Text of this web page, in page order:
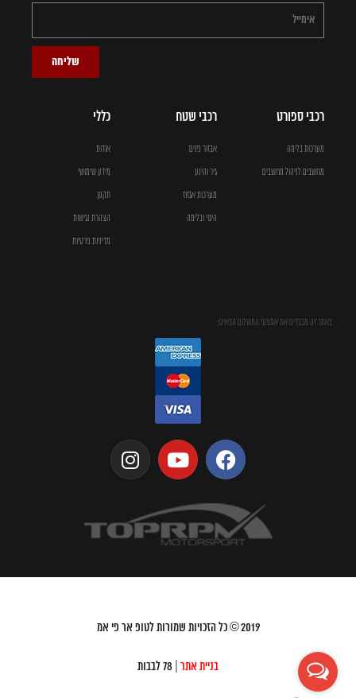
שליחה
רכבי ספורט
מערכות בלימה
מחשבים לניהול מחשבים
רכבי שטח
אבזור פנים
גיר והינע
מערכות אגזוז
היגוי ובלימה
כללי
אודות
מידע שימושי
תקנון
הצהרת נגישות
מדיניות פרטיות
באתר זה מכבדים את אמצעי התשלום הבאים:
2019© כל הזכויות שמורות לטופ אר פי אמ
בניית אתר